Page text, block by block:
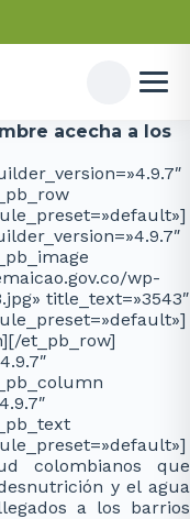
acecha a los
wp-
title_text=»3543″
et_pb_row]
colombianos que
y el agua
a los barrios